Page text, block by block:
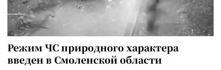
Режим ЧС природного характера
введен в Смоленской области